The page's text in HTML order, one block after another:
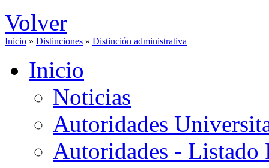
Volver
Inicio » Distinciones » Distinción administrativa
Inicio
Noticias
Autoridades
Autoridades - Listado